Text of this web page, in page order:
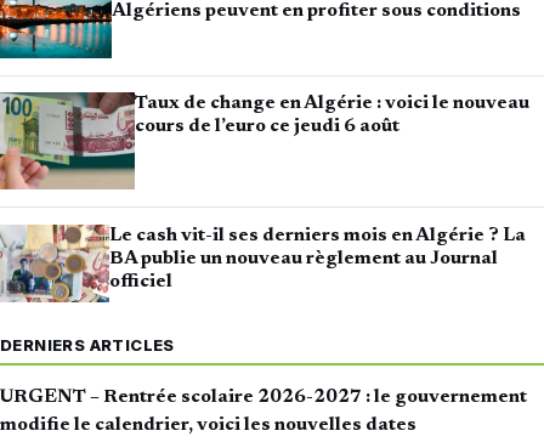
Algériens peuvent en profiter sous conditions
Taux de change en Algérie : voici le nouveau
cours de l’euro ce jeudi 6 août
Le cash vit-il ses derniers mois en Algérie ? La
BA publie un nouveau règlement au Journal
officiel
DERNIERS ARTICLES
URGENT – Rentrée scolaire 2026-2027 : le gouvernement
modifie le calendrier, voici les nouvelles dates